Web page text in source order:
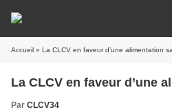
Accueil » La CLCV en faveur d’une alimentation
La CLCV en faveur d’une
Par CLCV34